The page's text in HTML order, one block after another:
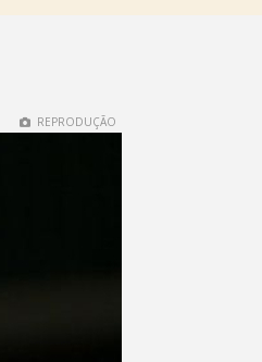
REPRODUÇÃO